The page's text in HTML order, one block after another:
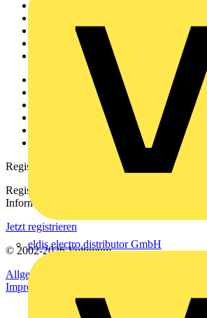
eldis electro distributor GmbH
Produktsuche
Voltimum+
Weitere Links
Downloadbereich (PDFs)
Häufig gestellte Fragen
Registrierung
Registrieren Sie sich kostenlos und erhalten
Informationen aus der Elektroindustrie.
Jetzt registrieren
© 2002-2026Voltimum
Allgemeine Geschäftsbedingungen
Impressum